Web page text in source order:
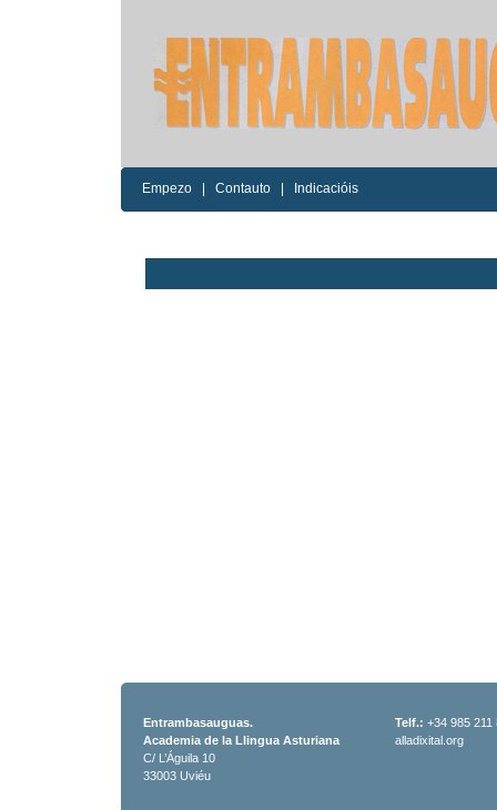
Empezo Contauto Indicacióis
Entrambasauguas.
Academia de la Llingua Asturiana
C/ L’Águila 10
33003 Uviéu
Telf.: +34 985 211
alladixital.org